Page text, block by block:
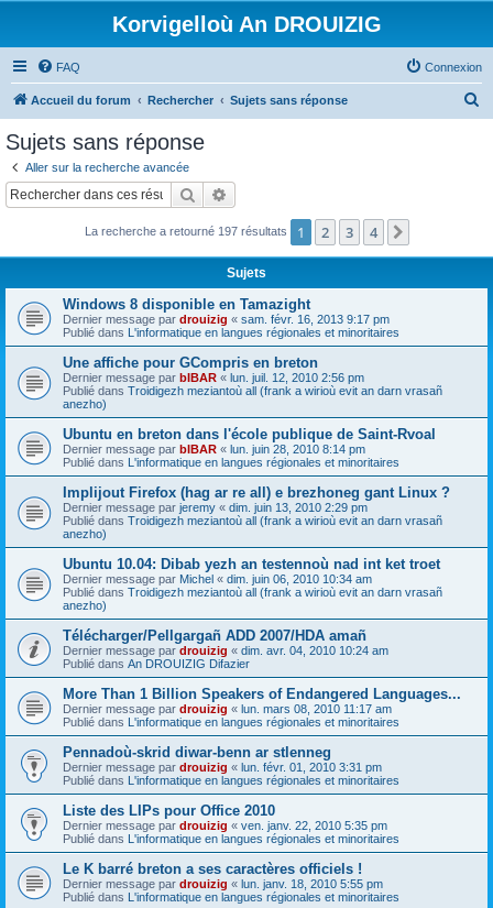
Korvigelloù An DROUIZIG
FAQ Connexion
Accueil du forum Rechercher Sujets sans réponse
c
Sujets sans réponse
Aller sur la recherche avancée
Rechercher
La recherche a retourné 197 résultats 1 2 3 4
Sujets
Windows 8 disponible en Tamazight
Dernier message par drouizig « sam. févr. 16, 2013 9:17 pm
Publié dans L'informatique en langues régionales et minoritaires
Une affiche pour GCompris en breton
Dernier message par bIBAR « lun. juil. 12, 2010 2:56 pm
Publié dans Troidigezh meziantoù all (frank a wirioù evit an darn vrasañ
anezho)
Ubuntu en breton dans l'école publique de Saint-Rvoal
Dernier message par bIBAR « lun. juin 28, 2010 8:14 pm
Publié dans L'informatique en langues régionales et minoritaires
Implijout Firefox (hag ar re all) e brezhoneg gant Linux ?
Dernier message par jeremy « dim. juin 13, 2010 2:29 pm
Publié dans Troidigezh meziantoù all (frank a wirioù evit an darn vrasañ
anezho)
Ubuntu 10.04: Dibab yezh an testennoù nad int ket troet
Dernier message par Michel « dim. juin 06, 2010 10:34 am
Publié dans Troidigezh meziantoù all (frank a wirioù evit an darn vrasañ
anezho)
Télécharger/Pellgargañ ADD 2007/HDA amañ
Dernier message par drouizig « dim. avr. 04, 2010 10:24 am
Publié dans An DROUIZIG Difazier
More Than 1 Billion Speakers of Endangered Languages...
Dernier message par drouizig « lun. mars 08, 2010 11:17 am
Publié dans L'informatique en langues régionales et minoritaires
Pennadoù-skrid diwar-benn ar stlenneg
Dernier message par drouizig « lun. févr. 01, 2010 3:31 pm
Publié dans L'informatique en langues régionales et minoritaires
Liste des LIPs pour Office 2010
Dernier message par drouizig « ven. janv. 22, 2010 5:35 pm
Publié dans L'informatique en langues régionales et minoritaires
Le K barré breton a ses caractères officiels !
Dernier message par drouizig « lun. janv. 18, 2010 5:55 pm
Publié dans L'informatique en langues régionales et minoritaires